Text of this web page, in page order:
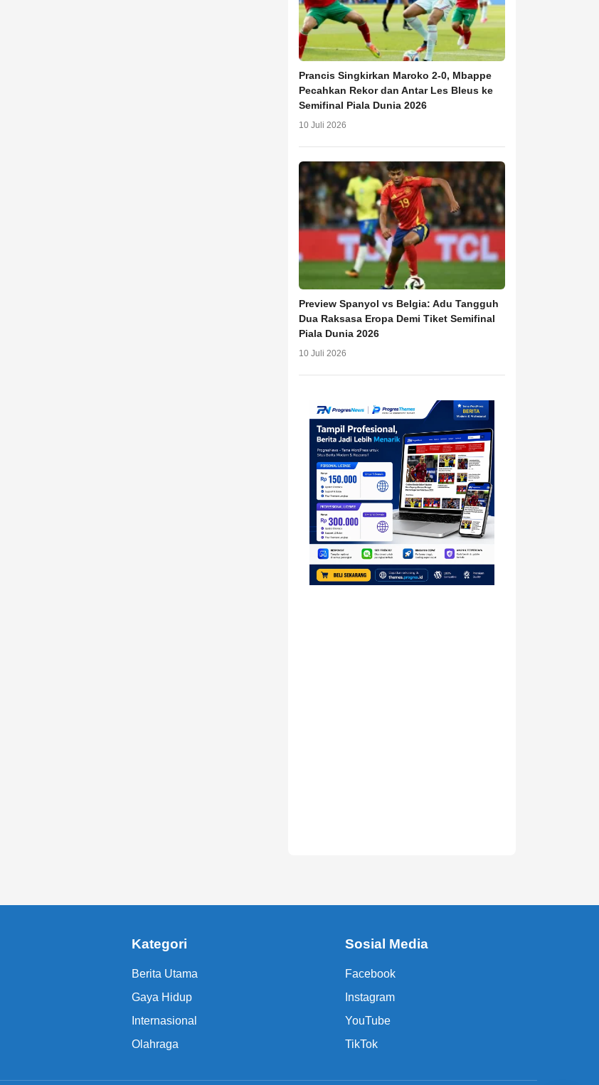
Prancis Singkirkan Maroko 2-0, Mbappe
Pecahkan Rekor dan Antar Les Bleus ke
Semifinal Piala Dunia 2026
10 Juli 2026
Preview Spanyol vs Belgia: Adu Tangguh
Dua Raksasa Eropa Demi Tiket Semifinal
Piala Dunia 2026
10 Juli 2026
Kategori
Berita Utama
Gaya Hidup
Internasional
Olahraga
Sosial Media
Facebook
Instagram
YouTube
TikTok